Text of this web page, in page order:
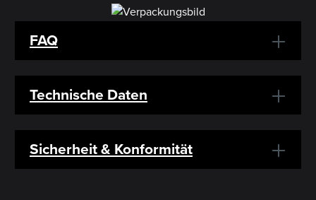
FAQ
Technische Daten
Sicherheit & Konformität